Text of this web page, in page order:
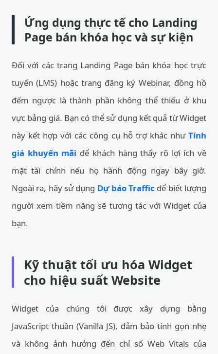
Ứng dụng thực tế cho Landing
Page bán khóa học và sự kiện
Đối với các trang Landing Page bán khóa học trực
tuyến (LMS) hoặc trang đăng ký Webinar, đồng hồ
đếm ngược là thành phần không thể thiếu ở khu
vực bảng giá. Bạn có thể sử dụng kết quả từ Widget
này kết hợp với các công cụ hỗ trợ khác như Tính
giá khuyến mãi để khách hàng thấy rõ lợi ích về
mặt tài chính nếu họ hành động ngay bây giờ.
Ngoài ra, hãy sử dụng Dự báo Traffic để biết lượng
người xem tiềm năng sẽ tương tác với Widget của
bạn.
Kỹ thuật tối ưu hóa Widget
cho hiệu suất Website
Widget của chúng tôi được xây dựng bằng
JavaScript thuần (Vanilla JS), đảm bảo tính gọn nhẹ
và không ảnh hưởng đến chỉ số Web Vitals của